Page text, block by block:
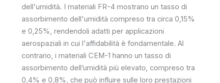
dell'umidità. I materiali FR-4 mostrano un tasso di
assorbimento dell'umidità compreso tra circa 0,15%
e 0,25%, rendendoli adatti per applicazioni
aerospaziali in cui l'affidabilità è fondamentale. Al
contrario, i materiali CEM-1 hanno un tasso di
assorbimento dell’umidità più elevato, compreso tra
0,4% e 0,8%, che può influire sulle loro prestazioni